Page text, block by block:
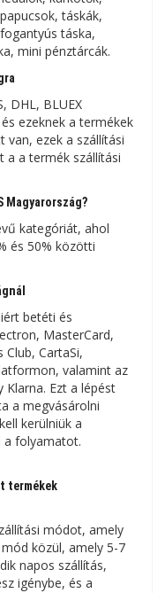
táskák,
táska,
mini pénztárcák.
DHL, BLUEX
ezeknek a termékek
van, ezek a szállítási
a a termék szállítási
Magyarország?
kategóriát, ahol
és 50% közötti
betéti és
MasterCard,
CartaSi,
valamint az
Klarna. Ezt a lépést
a megvásárolni
kerülniük a
a folyamatot.
termékek
módot, amely
közül, amely 5-7
napos szállítás,
igénybe, és a